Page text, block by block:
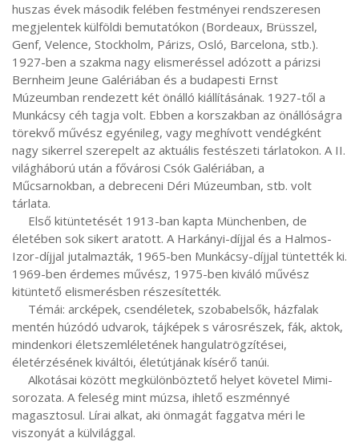
huszas évek második felében festményei rendszeresen
megjelentek külföldi bemutatókon (Bordeaux, Brüsszel,
Genf, Velence, Stockholm, Párizs, Osló, Barcelona, stb.).
1927-ben a szakma nagy elismeréssel adózott a párizsi
Bernheim Jeune Galériában és a budapesti Ernst
Múzeumban rendezett két önálló kiállításának. 1927-től a
Munkácsy céh tagja volt. Ebben a korszakban az önállóságra
törekvő művész egyénileg, vagy meghívott vendégként
nagy sikerrel szerepelt az aktuális festészeti tárlatokon. A II.
világháború után a fővárosi Csók Galériában, a
Műcsarnokban, a debreceni Déri Múzeumban, stb. volt
tárlata.
életében sok sikert aratott. A Harkányi-díjjal és a Halmos-
Izor-díjjal jutalmazták, 1965-ben Munkácsy-díjjal tüntették ki.
1969-ben érdemes művész, 1975-ben kiváló művész
kitüntető elismerésben részesítették.
mentén húzódó udvarok, tájképek s városrészek, fák, aktok,
mindenkori életszemléletének hangulatrögzítései,
életérzésének kiváltói, életútjának kísérő tanúi.
sorozata. A feleség mint múzsa, ihlető eszménnyé
magasztosul. Lírai alkat, aki önmagát faggatva méri le
viszonyát a külvilággal.